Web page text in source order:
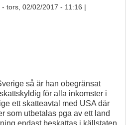
- tors, 02/02/2017 - 11:16 |
så är han obegränsat
för alla inkomster i
ett skatteavtal med USA där
som utbetalas pga av ett land
endast beskattas i källstaten